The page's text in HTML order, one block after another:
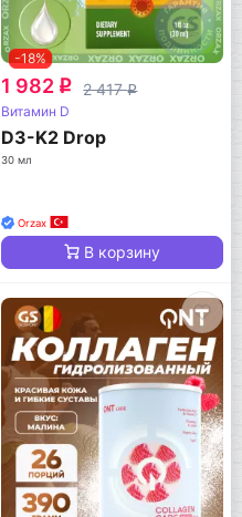
-18%
1 982 q 2 417q
Витамин D
D3-K2 Drop
30 мл
Orzax
В корзину